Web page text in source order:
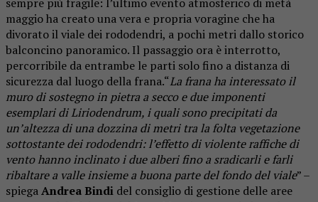
maggio ha creato una vera e propria voragine che ha
divorato il viale dei rododendri, a pochi metri dallo storico
balconcino panoramico. Il passaggio ora è interrotto,
percorribile da entrambe le parti solo fino a distanza di
sicurezza dal luogo della frana.“La frana ha interessato il
muro di sostegno in pietra a secco e due imponenti
esemplari di Liriodendrum, i quali sono precipitati da
un’altezza di una dozzina di metri tra la folta vegetazione
sottostante dei rododendri: l’effetto di violente raffiche di
vento hanno inclinato i due alberi fino a sradicarli e farli
ribaltare a valle insieme a buona parte del fondo del viale” –
spiegaAndrea Bindi del consiglio di gestione delle aree